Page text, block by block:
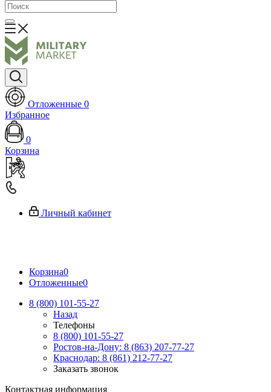
Отложенные 0
Избранное
0
Корзина
Личный кабинет
Корзина0
Отложенные0
8 (800) 101-55-27
Назад
Телефоны
8 (800) 101-55-27
Ростов-на-Дону: 8 (863) 207-77-27
Краснодар: 8 (861) 212-77-27
Заказать звонок
Контактная информация